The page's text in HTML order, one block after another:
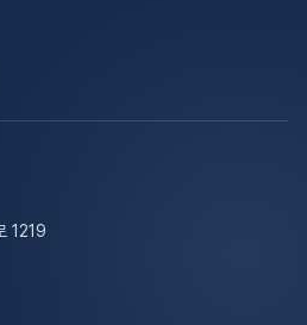
1219